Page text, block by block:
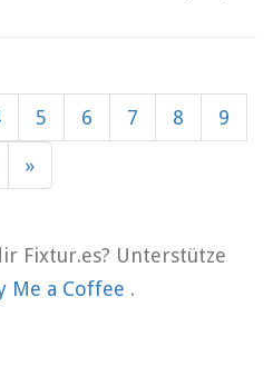
5 6 7 8 9
»
Fixtur.es? Unterstütze
Me a Coffee .